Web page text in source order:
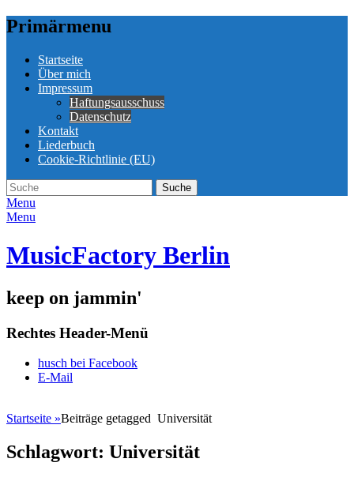
Primärmenu
Weiter
zum
Inhalt
Startseite
Über mich
Impressum
Haftungsausschuss
Datenschutz
Kontakt
Liederbuch
Cookie-Richtlinie (EU)
Suche
Suche
nach:
Menu
Menu
MusicFactory Berlin
keep on jammin'
Rechtes Header-Menü
Weiter
zum
husch bei Facebook
E-Mail
Startseite »Beiträge getagged Universität
Schlagwort: Universität